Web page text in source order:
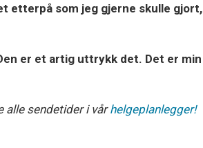
etterpå som jeg gjerne skulle gjort,
er et artig uttrykk det. Det er min
alle sendetider i vårhelgeplanlegger!